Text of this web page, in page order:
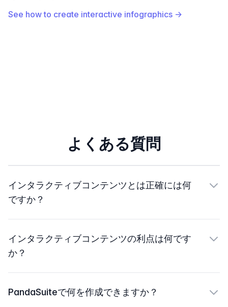
See how to create interactive infographics →
よくある質問
インタラクティブコンテンツとは正確には何
ですか？
インタラクティブコンテンツの利点は何です
か？
PandaSuiteで何を作成できますか？